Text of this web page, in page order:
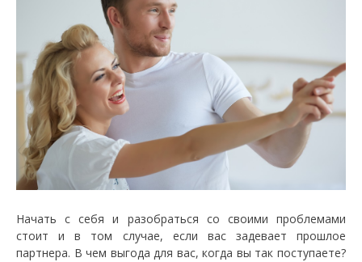
Начать с себя и разобраться со своими проблемами
стоит и в том случае, если вас задевает прошлое
партнера. В чем выгода для вас, когда вы так поступаете?